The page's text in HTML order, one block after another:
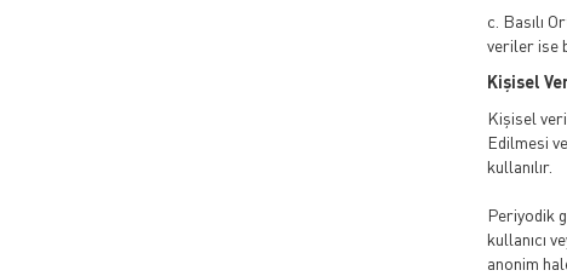
c. Basılı
veriler ise
Kişisel
Kişisel
Edilmesi
kullanılır.
Periyodik
kullanıcı
anonim